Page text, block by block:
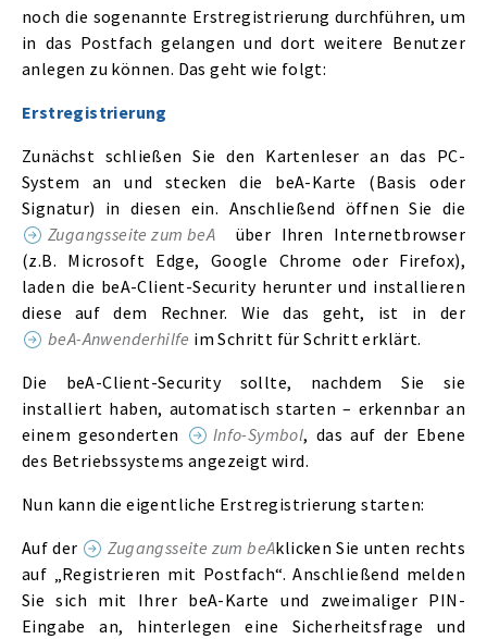
noch die sogenannte Erstregistrierung durchführen, um
in das Postfach gelangen und dort weitere Benutzer
anlegen zu können. Das geht wie folgt:
Erstregistrierung
Zunächst schließen Sie den Kartenleser an das PC-
System an und stecken die beA-Karte (Basis oder
Signatur) in diesen ein. Anschließend öffnen Sie die
Zugangsseite zum beAüber Ihren Internetbrowser
(z.B. Microsoft Edge, Google Chrome oder Firefox),
laden die beA-Client-Security herunter und installieren
diese auf dem Rechner. Wie das geht, ist in der
beA-Anwenderhilfe im Schritt für Schritt erklärt.
Die beA-Client-Security sollte, nachdem Sie sie
installiert haben, automatisch starten – erkennbar an
einem gesonderten
Info-Symbol, das auf der Ebene
des Betriebssystems angezeigt wird.
Nun kann die eigentliche Erstregistrierung starten:
Auf der
Zugangsseite zum beAklicken Sie unten rechts
auf „Registrieren mit Postfach“. Anschließend melden
Sie sich mit Ihrer beA-Karte und zweimaliger PIN-
Eingabe an, hinterlegen eine Sicherheitsfrage und